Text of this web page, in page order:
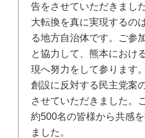
告をさせていただきまし
大転換を真に実現するの
る地方自治体です。ご参
と協力して、熊本におけ
現へ努力をして参ります
創設に反対する民主党案
させていただきました。
約500名の皆様から共感
ました。